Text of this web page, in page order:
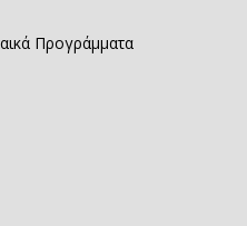
Προγράμματα